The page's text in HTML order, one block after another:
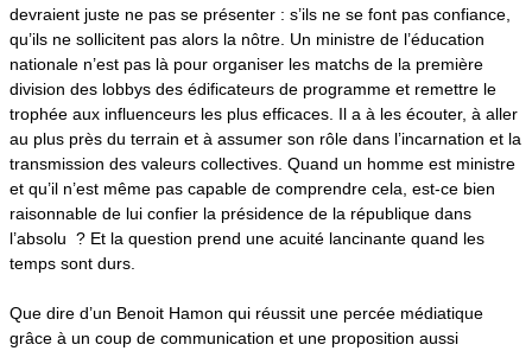
devraient juste ne pas se présenter : s’ils ne se font pas confiance,
qu’ils ne sollicitent pas alors la nôtre. Un ministre de l’éducation
nationale n’est pas là pour organiser les matchs de la première
division des lobbys des édificateurs de programme et remettre le
trophée aux influenceurs les plus efficaces. Il a à les écouter, à aller
au plus près du terrain et à assumer son rôle dans l’incarnation et la
transmission des valeurs collectives. Quand un homme est ministre
et qu’il n’est même pas capable de comprendre cela, est-ce bien
raisonnable de lui confier la présidence de la république dans
l’absolu ? Et la question prend une acuité lancinante quand les
temps sont durs.
Que dire d’un Benoit Hamon qui réussit une percée médiatique
grâce à un coup de communication et une proposition aussi